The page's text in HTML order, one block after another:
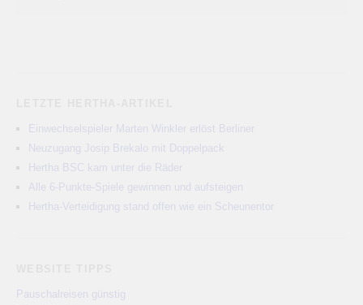
Einwechselspieler Marten Winkler erlöst Berliner
Neuzugang Josip Brekalo mit Doppelpack
Hertha BSC kam unter die Räder
Alle 6-Punkte-Spiele gewinnen und aufsteigen
Hertha-Verteidigung stand offen wie ein Scheunentor
Pauschalreisen günstig